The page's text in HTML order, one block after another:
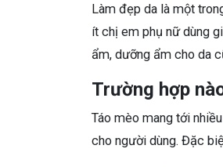
Làm đẹp da là một
ít chị em phụ nữ dùng
ẩm, dưỡng ẩm cho da
Trường hợp
Táo mèo mang tới
cho người dùng. Đặc